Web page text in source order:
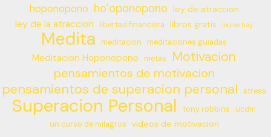
hoponopono ho’oponopono ley de atraccion
ley de la atraccion libertad financiera libros gratis louise hay
Medita meditacion meditaciones guiadas
Meditacion Hoponopono metas Motivacion
pensamientos de motivacion
pensamientos de superacion personal stress
Superacion Personal tony robbins
ucdm
un curso de milagros
videos de motivacion